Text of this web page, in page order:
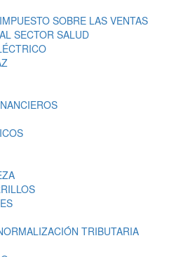
SOBRE LAS VENTAS
SECTOR SALUD
TRIBUTARIA